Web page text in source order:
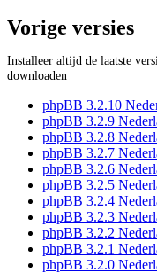
Vorige versies
Installeer altijd de laatste
downloaden
phpBB 3.2.10
phpBB 3.2.9
phpBB 3.2.8
phpBB 3.2.7
phpBB 3.2.6
phpBB 3.2.5
phpBB 3.2.4
phpBB 3.2.3
phpBB 3.2.2
phpBB 3.2.1
phpBB 3.2.0